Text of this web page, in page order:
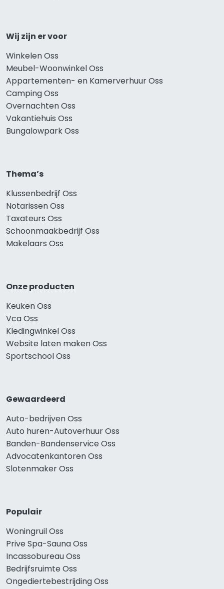
Wij zijn er voor
Winkelen Oss
Meubel-Woonwinkel Oss
Appartementen- en Kamerverhuur Oss
Camping Oss
Overnachten Oss
Vakantiehuis Oss
Bungalowpark Oss
Thema’s
Klussenbedrijf Oss
Notarissen Oss
Taxateurs Oss
Schoonmaakbedrijf Oss
Makelaars Oss
Onze producten
Keuken Oss
Vca Oss
Kledingwinkel Oss
Website laten maken Oss
Sportschool Oss
Gewaardeerd
Auto-bedrijven Oss
Auto huren-Autoverhuur Oss
Banden-Bandenservice Oss
Advocatenkantoren Oss
Slotenmaker Oss
Populair
Woningruil Oss
Prive Spa-Sauna Oss
Incassobureau Oss
Bedrijfsruimte Oss
Ongediertebestrijding Oss